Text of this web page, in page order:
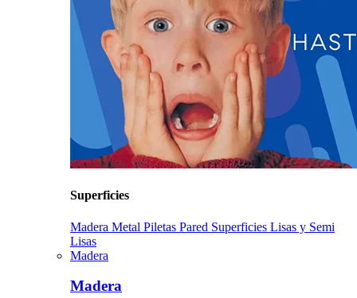
Superficies
Madera Metal Piletas Pared Superficies Lisas y Semi
Lisas
Madera
Madera